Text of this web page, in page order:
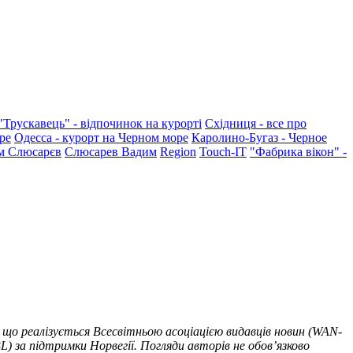
- відпочинок на курорті Східниця - все про
Одесса - курорт на Черном море Каролино-Бугаз - Черное
Слюсарєв Слюсарев Вадим Region Touch-IT "Фабрика вікон" -
Всесвітньою асоціацією видавців новин (WAN-
підтримки Норвегії. Погляди авторів не обов’язково